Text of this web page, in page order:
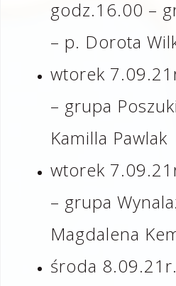
godz.16.00 –
– p. Dorota
wtorek
– grupa
Kamilla Pawlak
wtorek
– grupa
Magdalena
środa